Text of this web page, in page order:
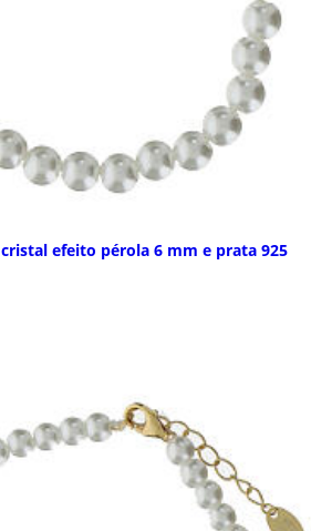
efeito pérola 6 mm e prata 925